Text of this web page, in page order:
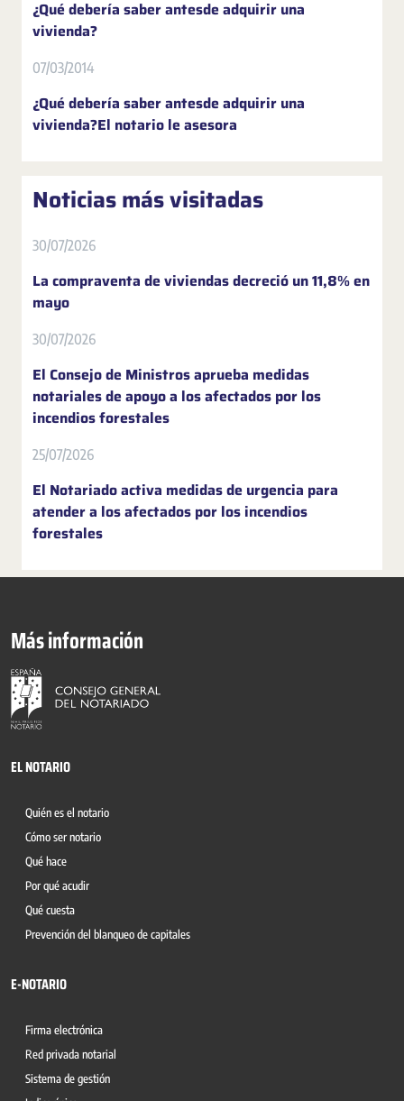
¿Qué debería saber antesde adquirir una
vivienda?
07/03/2014
¿Qué debería saber antesde adquirir una
vivienda?El notario le asesora
Noticias más visitadas
30/07/2026
La compraventa de viviendas decreció un 11,8% en
mayo
30/07/2026
El Consejo de Ministros aprueba medidas
notariales de apoyo a los afectados por los
incendios forestales
25/07/2026
El Notariado activa medidas de urgencia para
atender a los afectados por los incendios
forestales
Más información
EL NOTARIO
Quién es el notario
Cómo ser notario
Qué hace
Por qué acudir
Qué cuesta
Prevención del blanqueo de capitales
E-NOTARIO
Firma electrónica
Red privada notarial
Sistema de gestión